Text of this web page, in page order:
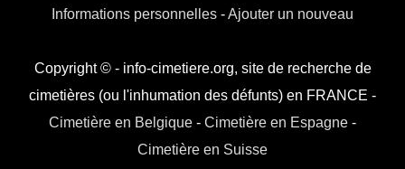
Informations personnelles -Ajouter un nouveau
Copyright © - info-cimetiere.org, site de recherche de
cimetières (ou l'inhumation des défunts) en FRANCE -
Cimetière en Belgique - Cimetière en Espagne -
Cimetière en Suisse